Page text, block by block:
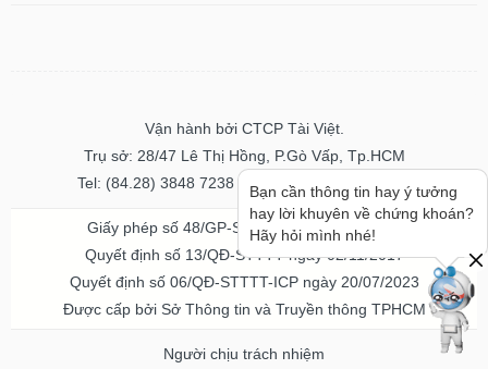
Vận hành bởi CTCP Tài Việt.
Trụ sở: 28/47 Lê Thị Hồng, P.Gò Vấp, Tp.HCM
Tel: (84.28) 3848 7238 - Fax: (84.28) 3848 7237
Giấy phép số 48/GP-STTTT ngày 04/11/2016
Quyết định số 13/QĐ-STTTT ngày 02/11/2017
Quyết định số 06/QĐ-STTTT-ICP ngày 20/07/2023
Được cấp bởi Sở Thông tin và Truyền thông TPHCM
Người chịu trách nhiệm
Bạn cần thông tin hay ý tưởng
hay lời khuyên về chứng khoán?
Hãy hỏi mình nhé!